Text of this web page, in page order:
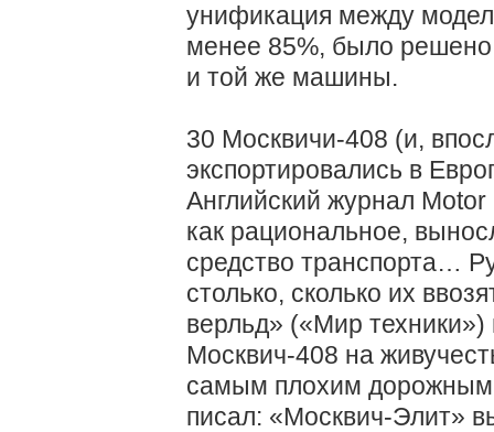
унификация между
менее 85%, было решено
и той же машины.
30 Москвичи-408 (и,
экспортировались в
Английский журнал
как рациональное,
средство транспорта…
столько, сколько их
верльд» («Мир техники»)
Москвич-408 на
самым плохим дорожным
писал: «Москвич-Элит»